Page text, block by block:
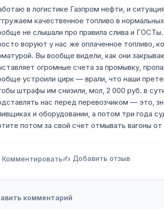
в логистике Газпром нефти, и
качественное топливо в
не слышали про правила слива и
воруют у нас же оплаченное топливо,
Вы вообще видели, как они
огромные счета за промывку,
устроили цирк — врали, что наши
штрафы им снизили, мол, 2 000 руб. в
нас перед перевозчиком — это,
и оборудовании, а потом три года
потом за свой счет отмывать вагоны
Комментировать✍️ Добавить отзыв
комментарий